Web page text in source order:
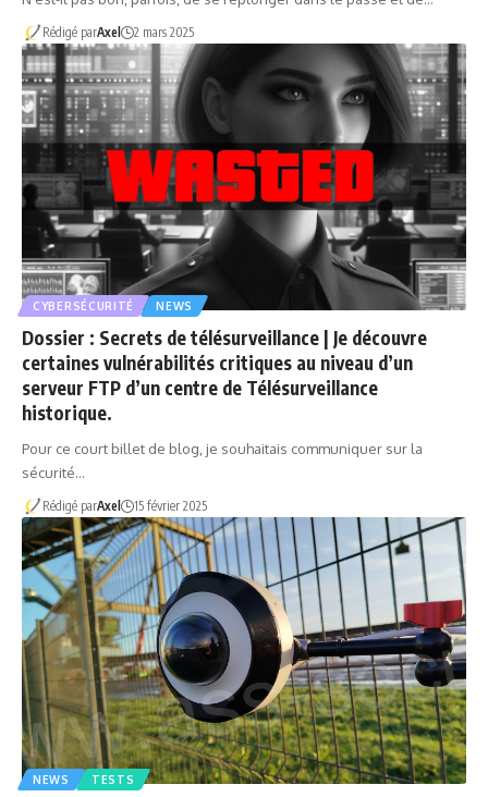
Rédigé parAxel 2 mars 2025
CYBERSÉCURITÉ NEWS
Dossier : Secrets de télésurveillance | Je découvre
certaines vulnérabilités critiques au niveau d’un
serveur FTP d’un centre de Télésurveillance
historique.
Pour ce court billet de blog, je souhaitais communiquer sur la
sécurité…
Rédigé parAxel 15 février 2025
NEWS TESTS